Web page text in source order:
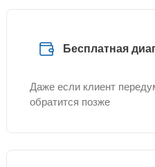
Бесплатная
Даже если клиент
обратится позже